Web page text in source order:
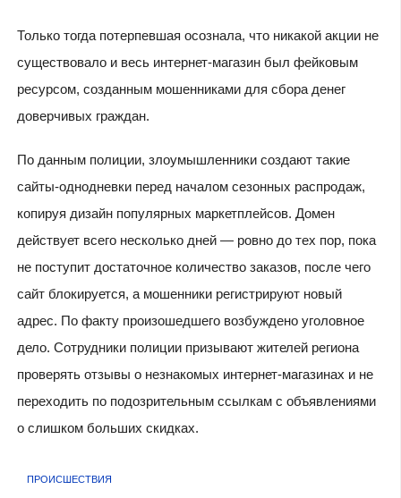
Только тогда потерпевшая осознала, что никакой акции не
существовало и весь интернет-магазин был фейковым
ресурсом, созданным мошенниками для сбора денег
доверчивых граждан.
По данным полиции, злоумышленники создают такие
сайты-однодневки перед началом сезонных распродаж,
копируя дизайн популярных маркетплейсов. Домен
действует всего несколько дней — ровно до тех пор, пока
не поступит достаточное количество заказов, после чего
сайт блокируется, а мошенники регистрируют новый
адрес. По факту произошедшего возбуждено уголовное
дело. Сотрудники полиции призывают жителей региона
проверять отзывы о незнакомых интернет-магазинах и не
переходить по подозрительным ссылкам с объявлениями
о слишком больших скидках.
ПРОИСШЕСТВИЯ